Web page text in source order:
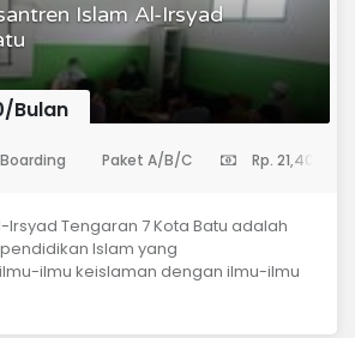
Islam Al-Irsyad
Bulan
Boarding Paket A/B/C Rp. 21,400,000
Irsyad Tengaran 7 Kota Batu adalah
Islam yang
ilmu keislaman dengan ilmu-ilmu
mencetak generasi Islam, anak-
dan berkualitas serta tanggap